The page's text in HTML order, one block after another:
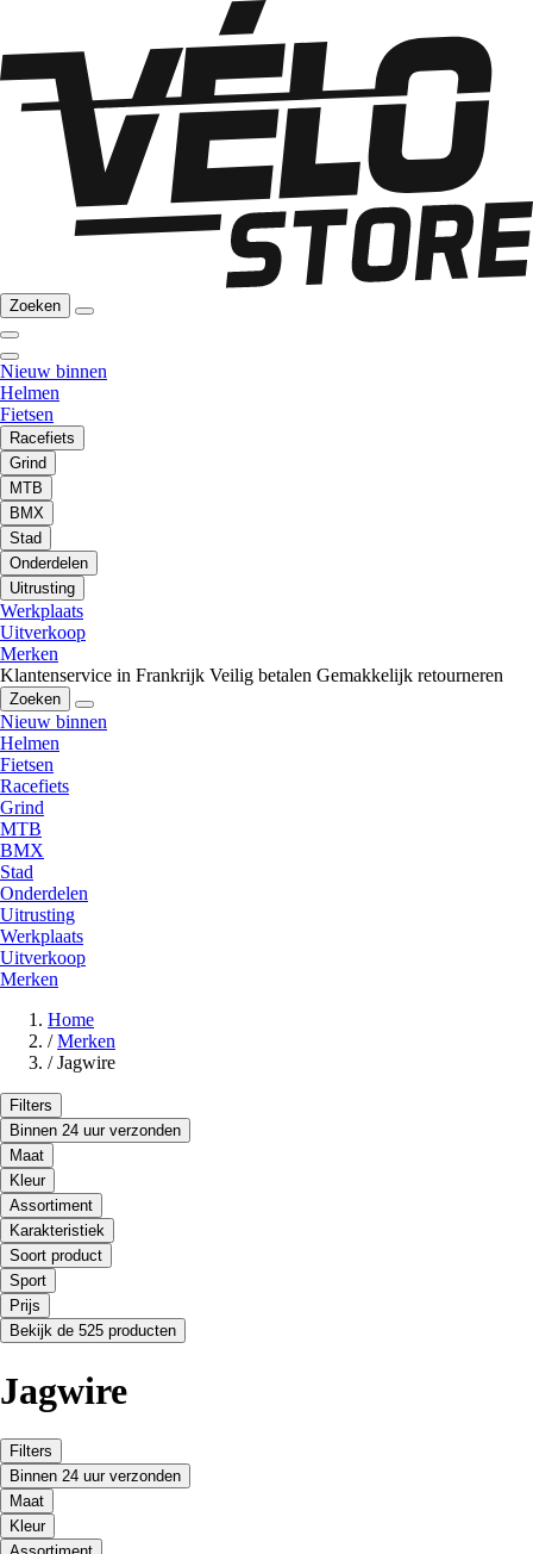
Zoeken
Nieuw binnen
Helmen
Fietsen
Racefiets
Grind
MTB
BMX
Stad
Onderdelen
Uitrusting
Werkplaats
Uitverkoop
Merken
Klantenservice in Frankrijk Veilig betalen Gemakkelijk retourneren
Zoeken
Nieuw binnen
Helmen
Fietsen
Racefiets
Grind
MTB
BMX
Stad
Onderdelen
Uitrusting
Werkplaats
Uitverkoop
Merken
Home
/ Merken
/ Jagwire
Filters
Binnen 24 uur verzonden
Maat
Kleur
Assortiment
Karakteristiek
Soort product
Sport
Prijs
Bekijk de 525 producten
Jagwire
Filters
Binnen 24 uur verzonden
Maat
Kleur